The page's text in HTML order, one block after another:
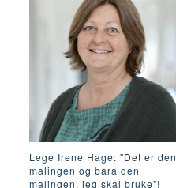
Lege Irene Hage: "Det er den
malingen og bara den
malingen, jeg skal bruke"!